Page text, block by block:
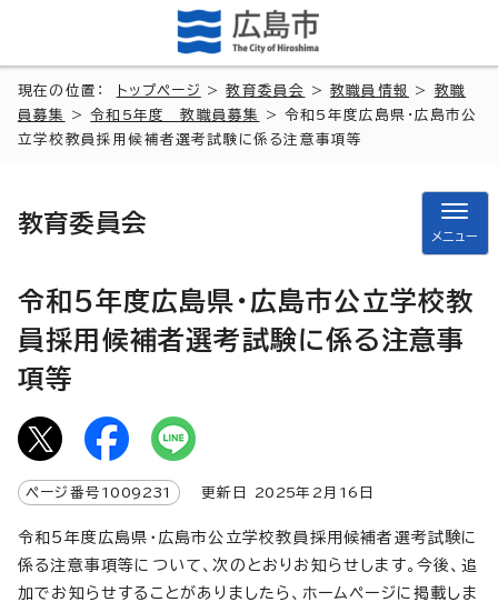
現在の位置： トップページ >教育委員会 >教職員情報 > 教職
員募集
>令和5年度 教職員募集
> 令和5年度広島県・広島市公
立学校教員採用候補者選考試験に係る注意事項等
教育委員会
メニュー
令和5年度広島県・広島市公立学校教
員採用候補者選考試験に係る注意事
項等
ページ番号 1009231 更新日 2025年2月 16 日
令和5年度広島県・広島市公立学校教員採用候補者選考試験に
係る注意事項等について、次のとおりお知らせします。今後、追
加でお知らせすることがありましたら、ホームページに掲載しま